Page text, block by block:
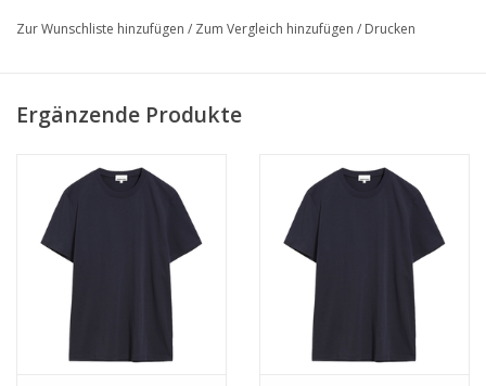
• 50% Bio-Baumwolle, 50% recycelt Baumwolle
• Relaxed Fit
• hergestellt Barcelos, Portugal
• GRS & PETA-zertifiziert
Zur Wunschliste hinzufügen / Zum Vergleich hinzufügen / Drucken
Ergänzende Produkte